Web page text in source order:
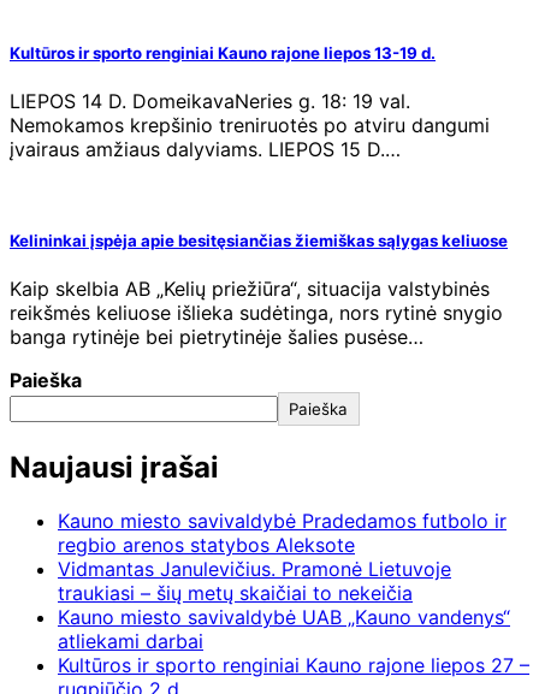
Kultūros ir sporto renginiai Kauno rajone liepos 13-19 d.
LIEPOS 14 D. DomeikavaNeries g. 18: 19 val.
Nemokamos krepšinio treniruotės po atviru dangumi
įvairaus amžiaus dalyviams. LIEPOS 15 D.…
Kelininkai įspėja apie besitęsiančias žiemiškas sąlygas keliuose
Kaip skelbia AB „Kelių priežiūra“, situacija valstybinės
reikšmės keliuose išlieka sudėtinga, nors rytinė snygio
banga rytinėje bei pietrytinėje šalies pusėse…
Paieška
Paieška
Naujausi įrašai
Kauno miesto savivaldybė Pradedamos futbolo ir
regbio arenos statybos Aleksote
Vidmantas Janulevičius. Pramonė Lietuvoje
traukiasi – šių metų skaičiai to nekeičia
Kauno miesto savivaldybė UAB „Kauno vandenys“
atliekami darbai
Kultūros ir sporto renginiai Kauno rajone liepos 27 –